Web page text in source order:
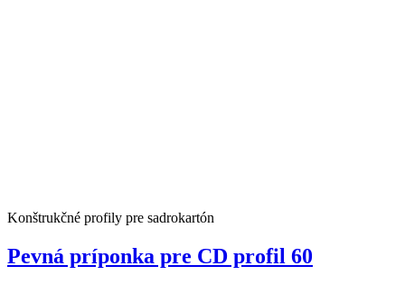
Konštrukčné profily pre sadrokartón
Pevná príponka pre CD profil 60